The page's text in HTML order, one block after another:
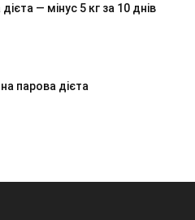
— мінус 5 кг за 10 днів
парова дієта